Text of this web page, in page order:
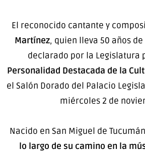
El reconocido cantante y
Martínez, quien lleva 50 años
declarado por la Legislatura
Personalidad Destacada de la
el Salón Dorado del Palacio
miércoles 2 de
Nacido en San Miguel de
lo largo de su camino en la